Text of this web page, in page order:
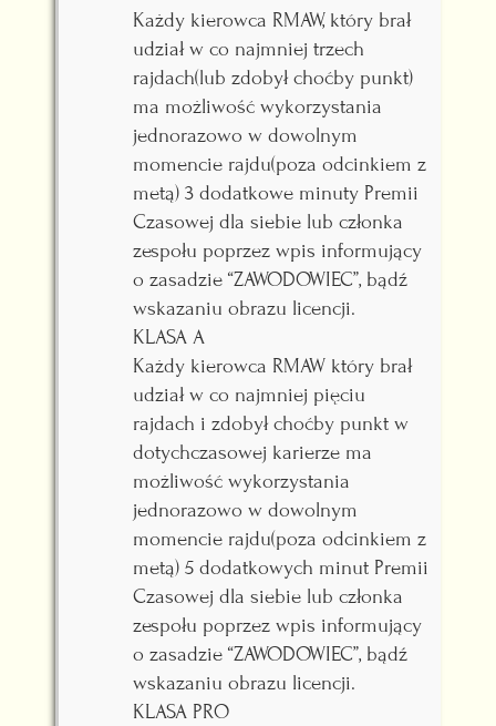
Każdy kierowca RMAW, który brał
udział w co najmniej trzech
rajdach(lub zdobył choćby punkt)
ma możliwość wykorzystania
jednorazowo w dowolnym
momencie rajdu(poza odcinkiem z
metą) 3 dodatkowe minuty Premii
Czasowej dla siebie lub członka
zespołu poprzez wpis informujący
o zasadzie “ZAWODOWIEC”, bądź
wskazaniu obrazu licencji.
KLASA A
Każdy kierowca RMAW który brał
udział w co najmniej pięciu
rajdach i zdobył choćby punkt w
dotychczasowej karierze ma
możliwość wykorzystania
jednorazowo w dowolnym
momencie rajdu(poza odcinkiem z
metą) 5 dodatkowych minut Premii
Czasowej dla siebie lub członka
zespołu poprzez wpis informujący
o zasadzie “ZAWODOWIEC”, bądź
wskazaniu obrazu licencji.
KLASA PRO